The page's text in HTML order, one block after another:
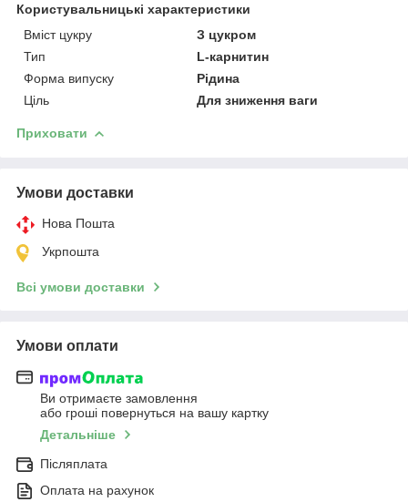
Користувальницькі характеристики
Вміст цукру
З цукром
Тип
L-карнитин
Форма випуску
Рідина
Ціль
Для зниження ваги
Приховати
Умови доставки
Нова Пошта
Укрпошта
Всі умови доставки
Умови оплати
Ви отримаєте замовлення
або гроші повернуться на вашу картку
Детальніше
Післяплата
Оплата на рахунок